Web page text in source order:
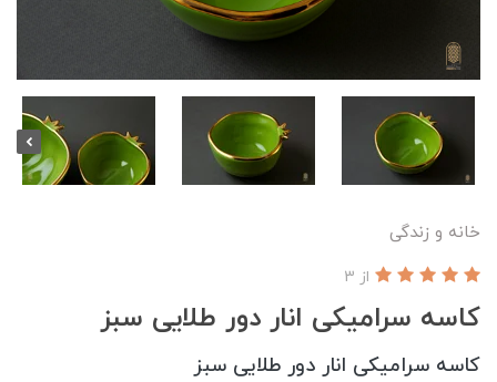
خانه و زندگی
کاسه سرامیکی انار دور طلایی سبز
از 3
کاسه سرامیکی انار دور طلایی سبز